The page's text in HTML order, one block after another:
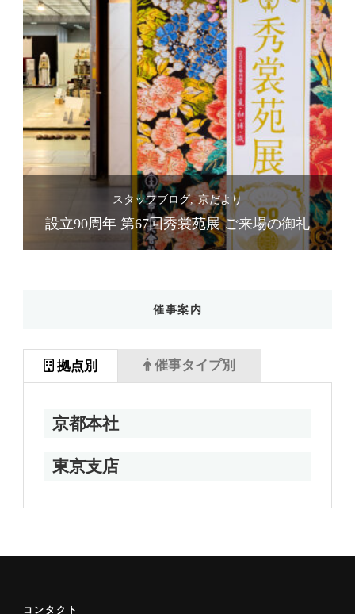
スタッフブログ 京だより
設立90周年 第67回秀裳苑展 ご来場の御礼
催事案内
拠点別
京都本社
東京支店
催事タイプ別
コンタクト